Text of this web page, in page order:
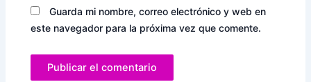
Guarda mi nombre, correo electrónico y web en
este navegador para la próxima vez que comente.